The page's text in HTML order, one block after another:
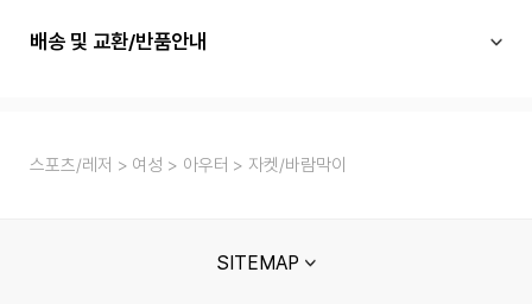
배송 및 교환/반품안내
스포츠/레저 여성 아우터 자켓/바람막이
SITEMAP